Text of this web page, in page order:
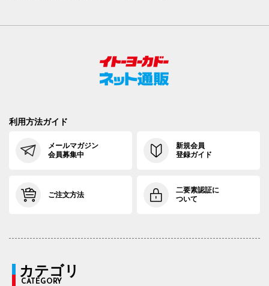
利用方法ガイド
メールマガジン
会員募集中
新規会員
登録ガイド
ご注文方法
二要素認証に
ついて
カテゴリ
CATEGORY